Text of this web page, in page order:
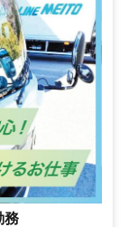
務